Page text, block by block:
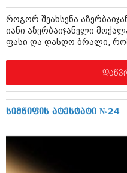
ამბები
საზოგადოება
მოდი, ვილაპარაკოთ
რელიგია
მედიცინა
სპორტი
კადრს მიღმა
რელიგია
მედიცინა
კადრს მიღმა
კულინარია
ავტორჩევები
როგორ შეახსენა
იანი აზერბაიჯანელი
ფასი და დასდო ბრალი,
სიმწიფის ატესტატი №24